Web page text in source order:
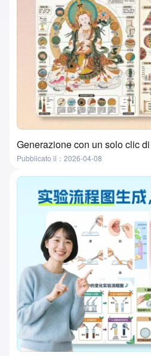
Pubblicato il：2026-04-08